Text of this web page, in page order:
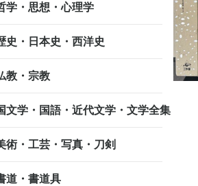
学・思想・心理学
史・日本史・西洋史
教・宗教
文学・国語・近代文学・文学全集
術・工芸・写真・刀剣
道・書道具